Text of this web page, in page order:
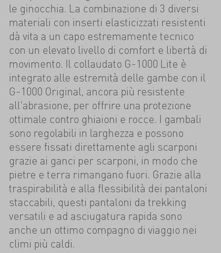
le ginocchia. La combinazione di 3 diversi
materiali con inserti elasticizzati resistenti
dà vita a un capo estremamente tecnico
con un elevato livello di comfort e libertà di
movimento. Il collaudato G-1000 Lite è
integrato alle estremità delle gambe con il
G-1000 Original, ancora più resistente
all'abrasione, per offrire una protezione
ottimale contro ghiaioni e rocce. I gambali
sono regolabili in larghezza e possono
essere fissati direttamente agli scarponi
grazie ai ganci per scarponi, in modo che
pietre e terra rimangano fuori. Grazie alla
traspirabilità e alla flessibilità dei pantaloni
staccabili, questi pantaloni da trekking
versatili e ad asciugatura rapida sono
anche un ottimo compagno di viaggio nei
climi più caldi.